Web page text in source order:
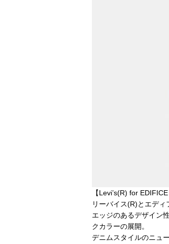
【Levi’s(R) for
リーバイス(R)とエデ
エッジのあるデザイン
クカラーの展開。
デニムスタイルのニュ